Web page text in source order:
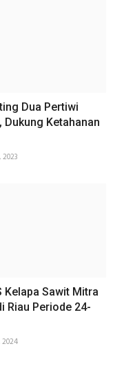
Dua Pertiwi
Dukung Ketahanan
2023
Kelapa Sawit Mitra
Riau Periode 24-
2024